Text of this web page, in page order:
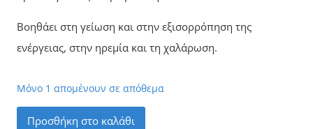
Βοηθάει στη γείωση και στην εξισορρόπηση της
ενέργειας, στην ηρεμία και τη χαλάρωση.
Μόνο 1 απομένουν σε απόθεμα
Αχάτης
Προσθήκη στο καλάθι